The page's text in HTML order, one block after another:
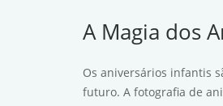
A Magia dos
Os aniversários infantis
futuro. A fotografia de